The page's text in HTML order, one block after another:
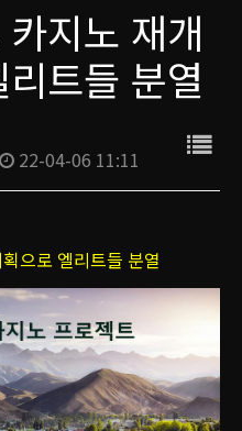
지노 재개
트들 분열
22-04-06 11:11
으로 엘리트들 분열